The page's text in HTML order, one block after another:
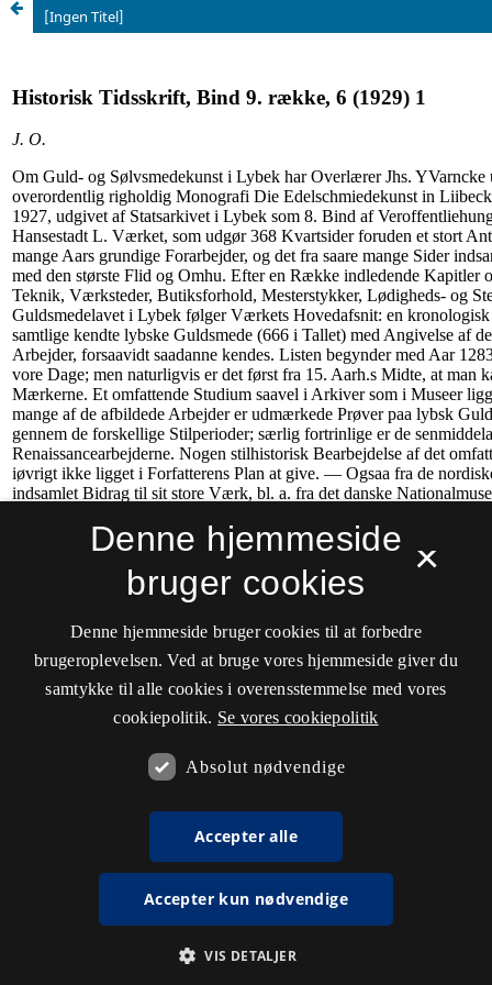
[Ingen Titel]
×
Denne hjemmeside
bruger cookies
Denne hjemmeside bruger cookies til at forbedre
brugeroplevelsen. Ved at bruge vores hjemmeside giver du
samtykke til alle cookies i overensstemmelse med vores
cookiepolitik. Se vores cookiepolitik
Absolut nødvendige
Accepter alle
Accepter kun nødvendige
VIS DETALJER